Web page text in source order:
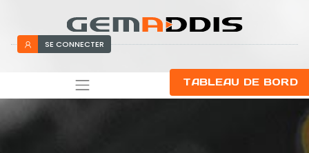
SE CONNECTER
TABLEAU DE BORD